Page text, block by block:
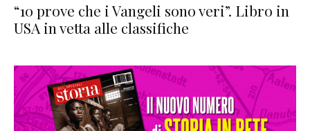
“10 prove che i Vangeli sono veri”. Libro in
USA in vetta alle classifiche